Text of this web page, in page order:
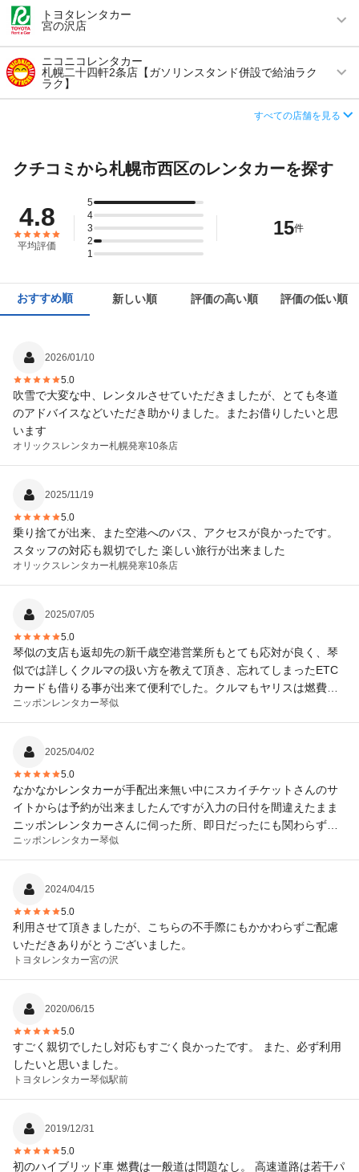
住所 北海道札幌市西区発寒13条14丁目1080-13
この店舗でレンタカーを探す
営業時間 毎日 08:00 ～ 19:00
アクセス
住所
北海道札幌市西区琴似4条2丁目1-2コルテナⅡ1
階
トヨタレンタカー
宮の沢店
営業時間 毎日 09:00 ～ 18:00
アクセス
札幌市西区宮の沢1条3丁目2番11号
ニコニコレンタカー
札幌二十四軒2条店【ガソリンスタンド併設で給油ラク
ラク】
住所 札幌市西区二十四軒二条7-2-21
この店舗でレンタカーを探す
すべての店舗を見る
クチコミから札幌市西区のレンタカーを探す
4.8
平均評価
5
4
3
2
1
15件
おすすめ順 新しい順 評価の高い順 評価の低い順
2026/01/10
5.0
吹雪で大変な中、レンタルさせていただきましたが、とても冬道
のアドバイスなどいただき助かりました。またお借りしたいと思
います
オリックスレンタカー札幌発寒10条店
2025/11/19
5.0
乗り捨てが出来、また空港へのバス、アクセスが良かったです。
スタッフの対応も親切でした 楽しい旅行が出来ました
オリックスレンタカー札幌発寒10条店
2025/07/05
5.0
琴似の支店も返却先の新千歳空港営業所もとても応対が良く、琴
似では詳しくクルマの扱い方を教えて頂き、忘れてしまったETC
カードも借りる事が出来て便利でした。クルマもヤリスは燃費が
良くて良かったです。
ニッポンレンタカー琴似
2025/04/02
5.0
なかなかレンタカーが手配出来無い中にスカイチケットさんのサ
イトからは予約が出来ましたんですが入力の日付を間違えたまま
ニッポンレンタカーさんに伺った所、即日だったにも関わらず配
車して頂きありがとうございました。
ニッポンレンタカー琴似
2024/04/15
5.0
利用させて頂きましたが、こちらの不手際にもかかわらずご配慮
いただきありがとうございました。
トヨタレンタカー宮の沢
2020/06/15
5.0
すごく親切でしたし対応もすごく良かったです。 また、必ず利用
したいと思いました。
トヨタレンタカー琴似駅前
2019/12/31
5.0
初のハイブリッド車 燃費は一般道は問題なし。 高速道路は若干パ